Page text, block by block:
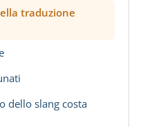
traduzione
dello slang costa